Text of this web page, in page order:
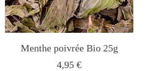
Menthe poivrée Bio 25g
Prix
4,95 €